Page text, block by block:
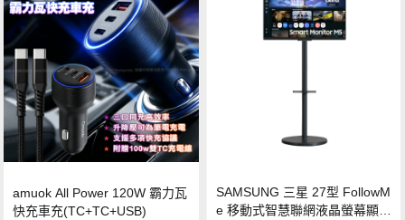
amuok All Power 120W 霸力瓦
快充車充(TC+TC+USB)
SAMSUNG 三星 27型 FollowM
e 移動式智慧聯網液晶螢幕顯示